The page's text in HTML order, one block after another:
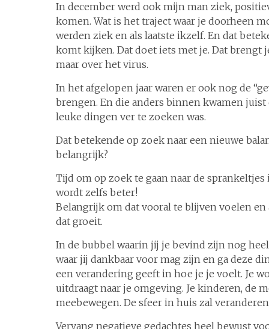
In december werd ook mijn man ziek,
komen. Wat is het traject waar je doorheen
werden ziek en als laatste ikzelf. En dat
komt kijken. Dat doet iets met je. Dat brengt
maar over het virus.
In het afgelopen jaar waren er ook nog de
brengen. En die anders binnen kwamen
leuke dingen ver te zoeken was.
Dat betekende op zoek naar een nieuwe
belangrijk?
Tijd om op zoek te gaan naar de
wordt zelfs beter!
Belangrijk om dat vooral te blijven voelen en
dat groeit.
In de bubbel waarin jij je bevind zijn nog
waar jij dankbaar voor mag zijn en ga deze
een verandering geeft in hoe je je voelt. Je
uitdraagt naar je omgeving. Je kinderen, de
meebewegen. De sfeer in huis zal
Vervang negatieve gedachtes heel bewust